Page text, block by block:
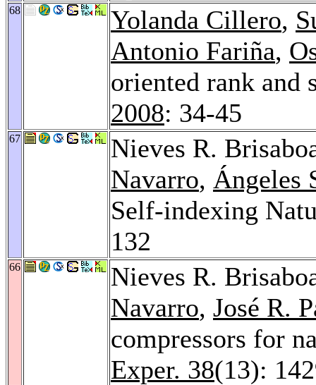
68 Yolanda Cillero,
Antonio Fariña,
oriented rank and
2008: 34-45
67
Nieves R.
Navarro, Ángeles
Self-indexing
132
66
Nieves R.
Navarro, José R.
compressors for
Exper. 38(13):